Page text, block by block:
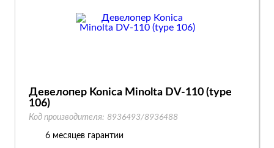
Девелопер Konica Minolta DV-110 (type
106)
Код производителя: 8936493/8936488
6 месяцев гарантии